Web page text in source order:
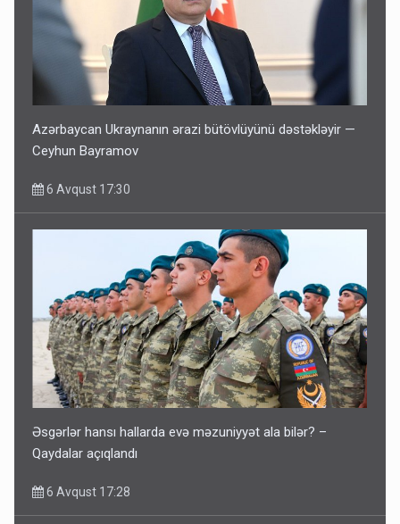
Azərbaycan Ukraynanın ərazi bütövlüyünü dəstəkləyir —
Ceyhun Bayramov
6 Avqust 17:30
Əsgərlər hansı hallarda evə məzuniyyət ala bilər? –
Qaydalar açıqlandı
6 Avqust 17:28